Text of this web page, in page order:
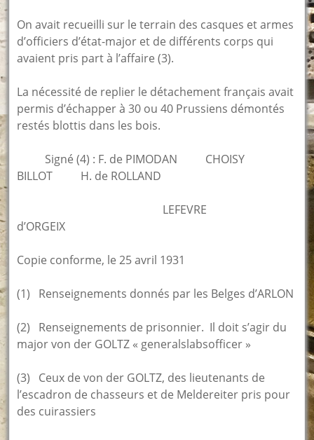
On avait recueilli sur le terrain des casques et armes
d’officiers d’état-major et de différents corps qui
avaient pris part à l’affaire (3).
La nécessité de replier le détachement français avait
permis d’échapper à 30 ou 40 Prussiens démontés
restés blottis dans les bois.
Signé (4) : F. de PIMODAN CHOISY
BILLOT H. de ROLLAND
LEFEVRE
d’ORGEIX
Copie conforme, le 25 avril 1931
(1) Renseignements donnés par les Belges d’ARLON
(2) Renseignements de prisonnier. Il doit s’agir du
major von der GOLTZ « generalslabsofficer »
(3) Ceux de von der GOLTZ, des lieutenants de
l’escadron de chasseurs et de Meldereiter pris pour
des cuirassiers